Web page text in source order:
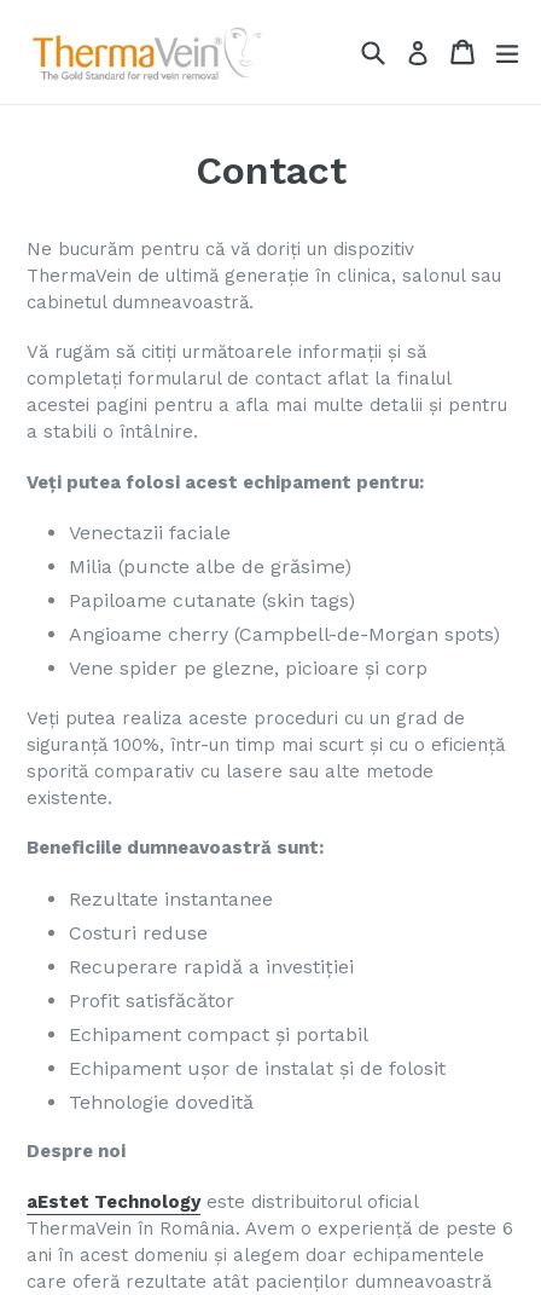
content
SearchLog in Cart
Contact
Ne bucurăm pentru că vă doriți un dispozitiv
ThermaVein de ultimă generație în clinica, salonul sau
cabinetul dumneavoastră.
Vă rugăm să citiți următoarele informații și să
completați formularul de contact aflat la finalul
acestei pagini pentru a afla mai multe detalii și pentru
a stabili o întâlnire.
Veți putea folosi acest echipament pentru:
Venectazii faciale
Milia (puncte albe de grăsime)
Papiloame cutanate (skin tags)
Angioame cherry (Campbell-de-Morgan spots)
Vene spider pe glezne, picioare și corp
Veți putea realiza aceste proceduri cu un grad de
siguranță 100%, într-un timp mai scurt și cu o eficiență
sporită comparativ cu lasere sau alte metode
existente.
Beneficiile dumneavoastră sunt:
Rezultate instantanee
Costuri reduse
Recuperare rapidă a investiției
Profit satisfăcător
Echipament compact și portabil
Echipament ușor de instalat și de folosit
Tehnologie dovedită
Despre noi
aEstet Technologyeste distribuitorul oficial
ThermaVein în România. Avem o experiență de peste 6
ani în acest domeniu și alegem doar echipamentele
care oferă rezultate atât pacienților dumneavoastră